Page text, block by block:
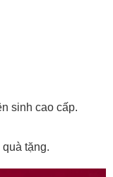
sinh cao cấp.
tặng.